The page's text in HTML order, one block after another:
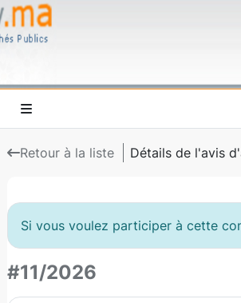
Retour à la liste Détails de l'avis
Si vous voulez participer à cette
#11/2026